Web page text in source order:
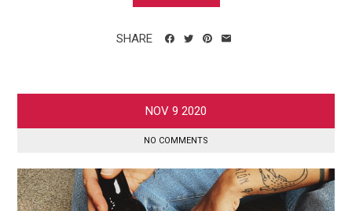
SHARE
NOV 9 2020
NO COMMENTS